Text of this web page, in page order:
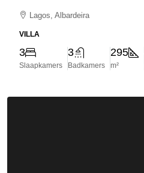
Lagos, Albardeira
VILLA
3
Slaapkamers
3
Badkamers
295
m²